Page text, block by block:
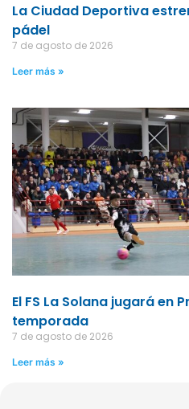
La Ciudad Deportiva
pádel
7 de agosto de 2026
Leer más »
El FS La Solana jugará en
temporada
7 de agosto de 2026
Leer más »